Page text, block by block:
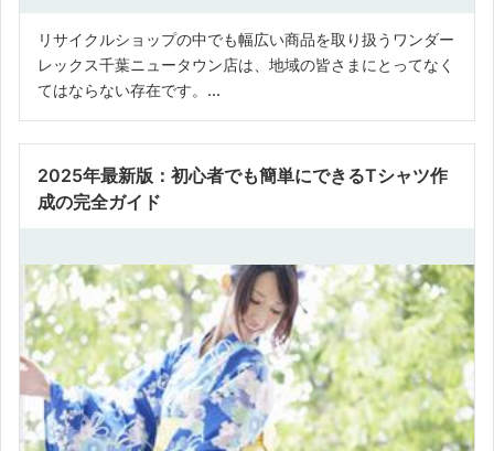
リサイクルショップの中でも幅広い商品を取り扱うワンダー
レックス千葉ニュータウン店は、地域の皆さまにとってなく
てはならない存在です。...
2025年最新版：初心者でも簡単にできるTシャツ作
成の完全ガイド